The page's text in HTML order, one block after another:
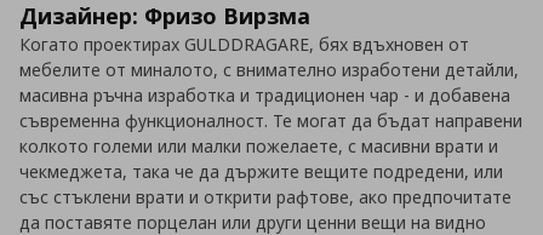
Дизайнер: Фризо Вирзма
Когато проектирах GULDDRAGARE, бях вдъхновен от
мебелите от миналото, с внимателно изработени детайли,
масивна ръчна изработка и традиционен чар - и добавена
съвременна функционалност. Те могат да бъдат направени
колкото големи или малки пожелаете, с масивни врати и
чекмеджета, така че да държите вещите подредени, или
със стъклени врати и открити рафтове, ако предпочитате
да поставяте порцелан или други ценни вещи на видно